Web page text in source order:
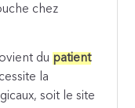
chez
du patient
la
soit le site